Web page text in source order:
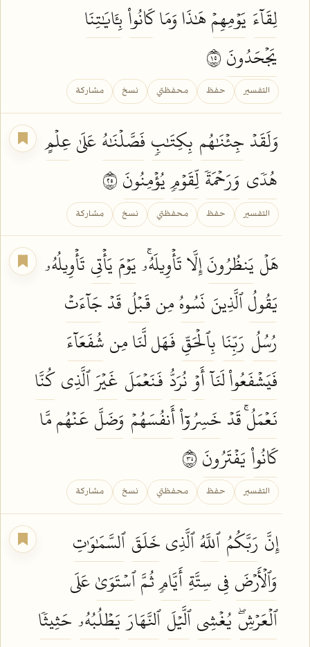
لِقَآءَ يَوۡمِهِمۡهَٰذَا وَمَاكَانُواْبِـَٔايَٰتِنَا
يَجۡحَدُونَ
التفسير حفظ محفظتي نسخ مشاركة
وَلَقَدۡجِئۡنَٰهُم بِكِتَٰبٖ فَصَّلۡنَٰهُعَلَىٰعِلۡمٍ
هُدٗى وَرَحۡمَةٗلِّقَوۡمٖيُؤۡمِنُونَ
التفسير حفظ محفظتي نسخ مشاركة
هَلۡ يَنظُرُونَإِلَّا تَأۡوِيلَهُۥۚيَوۡمَ يَأۡتِي تَأۡوِيلُهُۥ
يَقُولُٱلَّذِينَ نَسُوهُمِنقَبۡلُ قَدۡجَآءَتۡ
رُسُلُ رَبِّنَا بِٱلۡحَقِّ فَهَل لَّنَا مِنشُفَعَآءَ
فَيَشۡفَعُواْلَنَآأَوۡ نُرَدُّ فَنَعۡمَلَ غَيۡرَٱلَّذِيكُنَّا
نَعۡمَلُۚقَدۡخَسِرُوٓاْأَنفُسَهُمۡ وَضَلَّعَنۡهُم مَّا
كَانُواْ يَفۡتَرُونَ
التفسير حفظ محفظتي نسخ مشاركة
إِنَّ رَبَّكُمُٱللَّهُٱلَّذِيخَلَقَ ٱلسَّمَٰوَٰتِ
وَٱلۡأَرۡضَفِي سِتَّةِأَيَّامٖثُمَّٱسۡتَوَىٰعَلَى
ٱلۡعَرۡشِۖ يُغۡشِيٱلَّيۡلَ ٱلنَّهَارَ يَطۡلُبُهُۥحَثِيثٗا